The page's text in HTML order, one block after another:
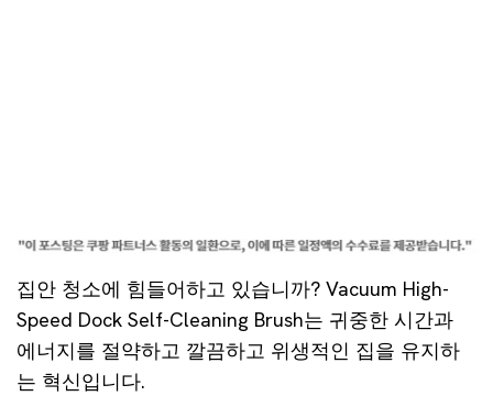
집안 청소에 힘들어하고 있습니까? Vacuum High-
Speed Dock Self-Cleaning Brush는 귀중한 시간과
에너지를 절약하고 깔끔하고 위생적인 집을 유지하
는 혁신입니다.